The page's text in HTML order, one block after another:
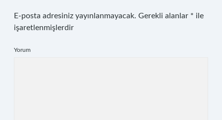
E-posta adresiniz yayınlanmayacak. Gerekli alanlar * ile
işaretlenmişlerdir
Yorum